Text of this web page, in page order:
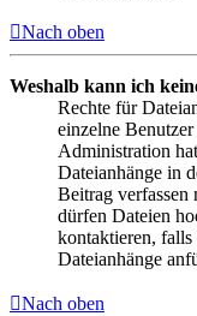
Nach oben
Weshalb kann ich
Rechte für
einzelne
Administration
Dateianhänge in
Beitrag verfassen
dürfen Dateien
kontaktieren,
Dateianhänge
Nach oben